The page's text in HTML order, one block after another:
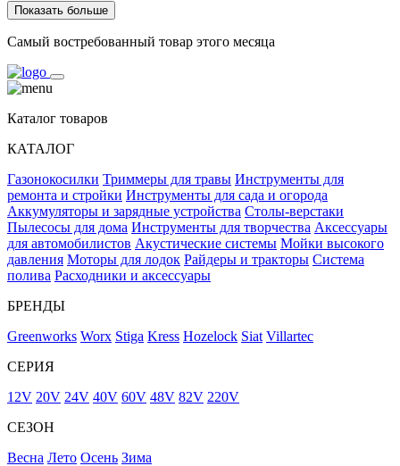
Показать больше
Самый востребованный товар этого месяца
Каталог товаров
КАТАЛОГ
Газонокосилки Триммеры для травы Инструменты для
ремонта и стройки Инструменты для сада и огорода
Аккумуляторы и зарядные устройства Столы-верстаки
Пылесосы для дома Инструменты для творчества Аксессуары
для автомобилистов Акустические системы Мойки высокого
давления Моторы для лодок Райдеры и тракторы Система
полива Расходники и аксессуары
БРЕНДЫ
Greenworks Worx Stiga Kress Hozelock Siat Villartec
СЕРИЯ
12V 20V 24V 40V 60V 48V 82V 220V
СЕЗОН
Весна Лето Осень Зима